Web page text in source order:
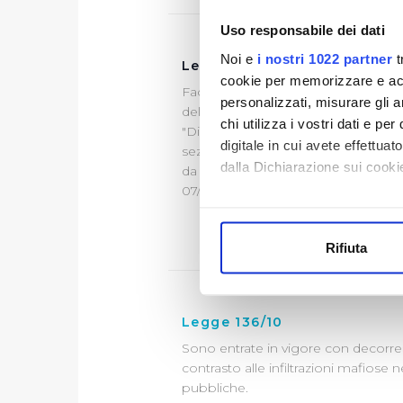
Uso responsabile dei dati
Noi e i nostri 1022 partner
cookie per memorizzare e
personalizzati, misurare gli
chi utilizza i vostri dati e per
digitale in cui avete
dalla Dichiarazione sui
Identificare il tuo
digitali).
modificare o ritirare il tuo
Utilizziamo dei cookie
navigazione sulle pagine e
Rifiuta
Legge 136/10 - rettifica
Facendo seguito alla nota del
del 09/09/2010, questa Società ha
"Dichiarazione sostitutiva di
sezione "Diventa Fornitore", in
da parte dei Fornitori per i
07/09/2010.
Legge 136/10
Sono entrate in vigore con
contrasto alle infiltrazioni mafiose
pubbliche.